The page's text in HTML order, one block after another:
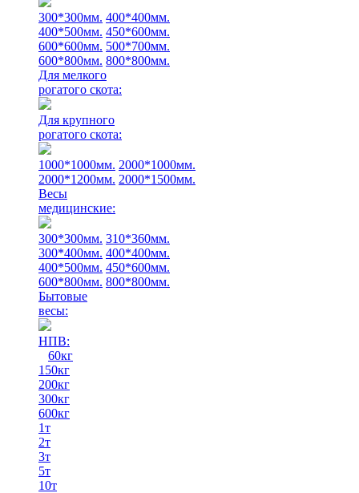
300*300мм. 400*400мм.
400*500мм. 450*600мм.
600*600мм. 500*700мм.
600*800мм. 800*800мм.
Для мелкого
рогатого скота:
Для крупного
рогатого скота:
1000*1000мм. 2000*1000мм.
2000*1200мм. 2000*1500мм.
Весы
медицинские:
300*300мм. 310*360мм.
300*400мм. 400*400мм.
400*500мм. 450*600мм.
600*800мм. 800*800мм.
Бытовые
весы:
НПВ:
60кг
150кг
200кг
300кг
600кг
1т
2т
3т
5т
10т